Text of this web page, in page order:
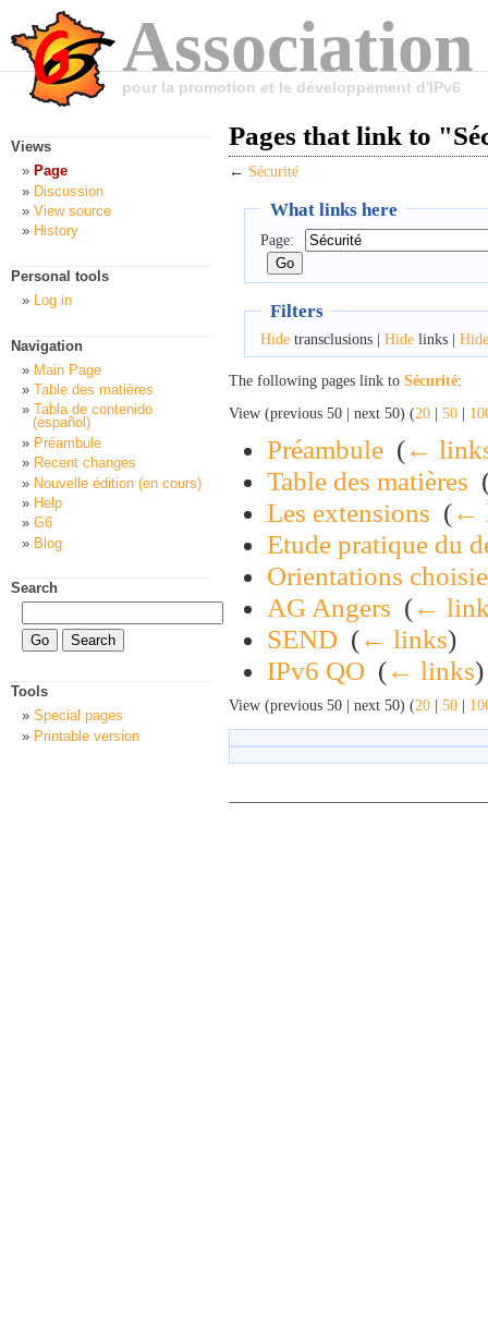
pour la promotion et le développement d'IPv6
Pages that link to
← Sécurité
What links here
Page:
Filters
Hidetransclusions | Hidelinks | Hide
The following pages link to Sécurité:
View (previous 50 | next 50) (20 | 50 |
Préambule (←
Table des matières
Les extensions (←
Etude pratique du
Orientations
AG Angers (←
SEND (← links)
IPv6 QO (← links)
View (previous 50 | next 50) (20 | 50 |
Views
Page
Discussion
View source
History
Personal tools
Log in
Navigation
Main Page
Table des matières
Tabla de contenido
(español)
Préambule
Recent changes
Nouvelle édition (en cours)
Help
G6
Blog
Search
Tools
Special pages
Printable version